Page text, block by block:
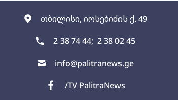
თბილისი, იოსებიძის ქ. 49
2 38 74 44; 2 38 02 45
info@palitranews.ge
/TV PalitraNews